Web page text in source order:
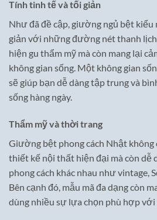
Tính tinh tế và tối giản
Như đã đề cập, giường ngủ bệt
giản với những đường nét thanh
hiện gu thẩm mỹ mà còn mang lại
không gian sống. Một không gian
sẽ giúp bạn dễ dàng tập trung và
sống hàng ngày.
Thẩm mỹ và thời trang
Giường bệt phong cách Nhật không
thiết kế nội thất hiện đại mà còn dễ
phong cách khác nhau như vintage,
Bên cạnh đó, mẫu mã đa dạng còn
dùng nhiều sự lựa chọn phù hợp với